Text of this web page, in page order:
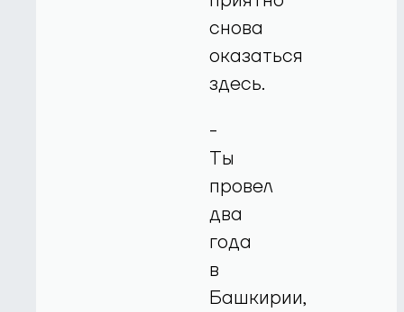
снова
оказаться
здесь.
-
Ты
провел
два
года
в
Башкирии,